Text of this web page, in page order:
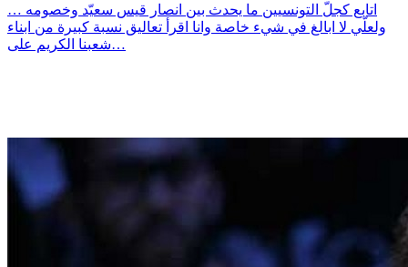
اتابع كجلّ التونسيين ما يحدث بين انصار قيس سعيّد وخصومه …
ولعلّي لا ابالغ في شيء خاصة وانا اقرأ تعاليق نسبة كبيرة من ابناء
شعبنا الكريم على…